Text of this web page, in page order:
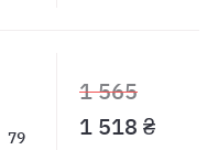
79
1 565
1 518 ₴